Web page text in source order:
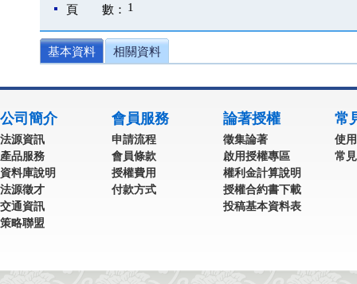
頁 數： 1
基本資料 相關資料
公司簡介
法源資訊
產品服務
資料庫說明
法源徵才
交通資訊
策略聯盟
會員服務
申請流程
會員條款
授權費用
付款方式
論著授權
徵集論著
啟用授權專區
權利金計算說明
授權合約書下載
投稿基本資料表
常
使
常